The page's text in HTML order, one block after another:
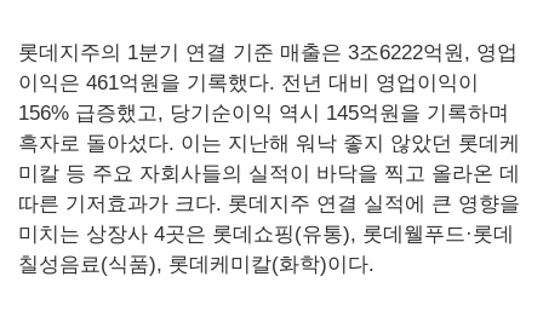
롯데지주의 1분기 연결 기준 매출은 3조6222억원, 영업
이익은 461억원을 기록했다. 전년 대비 영업이익이
156% 급증했고, 당기순이익 역시 145억원을 기록하며
흑자로 돌아섰다. 이는 지난해 워낙 좋지 않았던 롯데케
미칼 등 주요 자회사들의 실적이 바닥을 찍고 올라온 데
따른 기저효과가 크다. 롯데지주 연결 실적에 큰 영향을
미치는 상장사 4곳은 롯데쇼핑(유통), 롯데웰푸드·롯데
칠성음료(식품), 롯데케미칼(화학)이다.